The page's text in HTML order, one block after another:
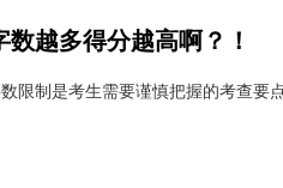
越多得分越高啊？！
限制是考生需要谨慎把握的考查要